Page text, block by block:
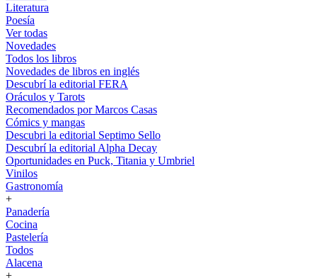
Literatura
Poesía
Ver todas
Novedades
Todos los libros
Novedades de libros en inglés
Descubrí la editorial FERA
Oráculos y Tarots
Recomendados por Marcos Casas
Cómics y mangas
Descubri la editorial Septimo Sello
Descubrí la editorial Alpha Decay
Oportunidades en Puck, Titania y Umbriel
Vinilos
Gastronomía
+
Panadería
Cocina
Pastelería
Todos
Alacena
+